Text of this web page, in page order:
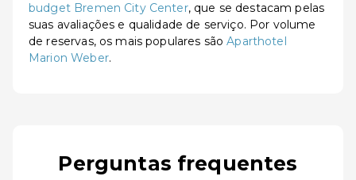
budget Bremen City Center, que se destacam pelas
suas avaliações e qualidade de serviço. Por volume
de reservas, os mais populares sãoAparthotel
Marion Weber.
Perguntas frequentes